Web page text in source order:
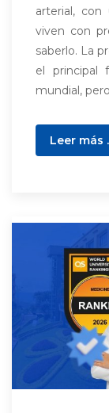
arterial, con
viven con
saberlo. La
el principal
mundial,
Leer más